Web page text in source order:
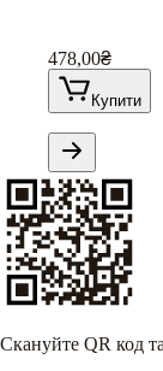
478,00₴
Купити
Скануйте QR код